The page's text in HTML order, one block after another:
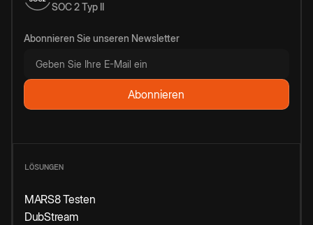
SOC 2 Typ II
Abonnieren Sie unseren Newsletter
LÖSUNGEN
MARS8 Testen
DubStream